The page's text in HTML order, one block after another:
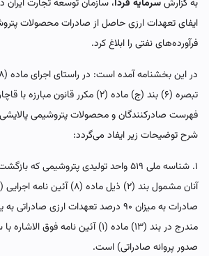
به گزارشسرمایه فردا، سازمان توسعه تجارت ایران
ایفای تعهدات ارزی حاصل از صادرات محصولات
فرآورده‌های نفتی را ابلاغ کرد.
تبصره (۶) بند (ج) ماده (۲) مکرر قانون
فهرست صادرکنندگان و محصولات پتروشیمی پالایشی
شرح توضیحات زیر ایفاد می‌گردد:
۱. شناسه ملی ۵۱۹ واحد تولیدی پتروشیمی
آنان مشمول بند (۲) ذیل ماده (۸)
صادرات به میزان ۹۰ درصد تعهدات ارزی
صدور پروانه صادراتی) است.